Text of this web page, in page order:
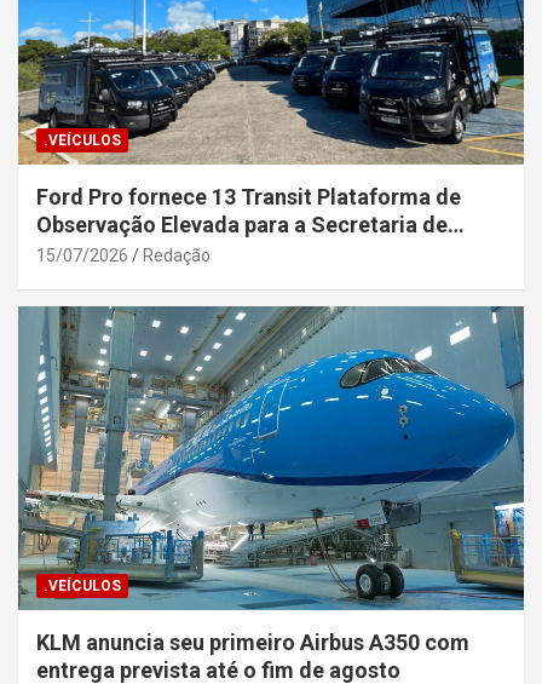
.VEÍCULOS
Ford Pro fornece 13 Transit Plataforma de
Observação Elevada para a Secretaria de
Segurança Pública da Bahia
15/07/2026 Redação
.VEÍCULOS
KLM anuncia seu primeiro Airbus A350 com
entrega prevista até o fim de agosto